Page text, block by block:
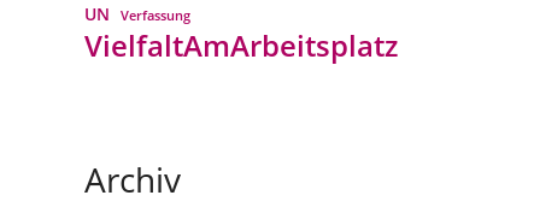
UN
Verfassung
VielfaltAmArbeitsplatz
Archiv